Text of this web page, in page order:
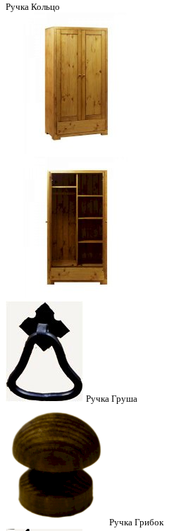
Ручка Кольцо
Ручка Груша
Ручка Грибок